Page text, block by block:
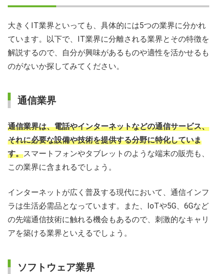
大きくIT業界といっても、具体的には5つの業界に分かれ
ています。以下で、IT業界に分離される業界とその特徴を
解説するので、自分が興味があるものや適性を活かせるも
のがないか探してみてください。
通信業界
通信業界は、電話やインターネットなどの通信サービス、
それに必要な設備や技術を提供する分野に特化していま
す。スマートフォンやタブレットのような端末の販売も、
この業界に含まれるでしょう。
インターネットが広く普及する現代において、通信インフ
ラは生活必需品となっています。また、IoTや5G、6Gなど
の先端通信技術に触れる機会もあるので、刺激的なキャリ
アを築ける業界といえるでしょう。
ソフトウェア業界